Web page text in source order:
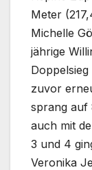
Meter
Michelle
jährige
zuvor
sprang auf
auch mit
3 und 4
Veronika